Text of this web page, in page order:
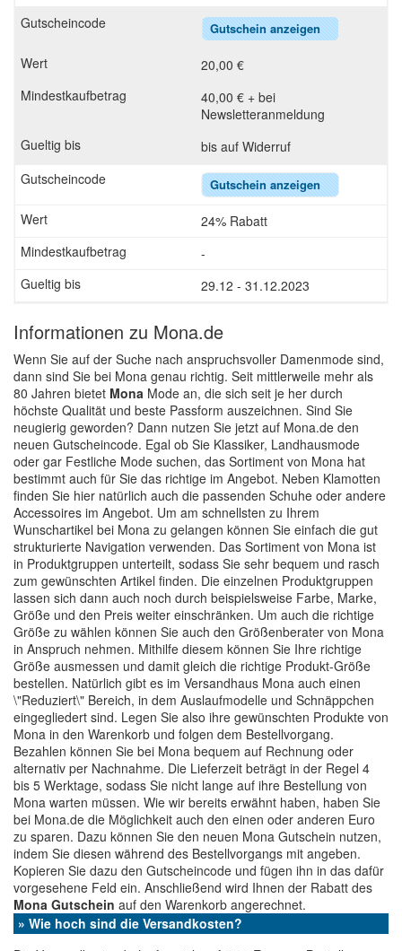
Gutschein anzeigen
20,00 €
40,00 € + bei
Newsletteranmeldung
bis auf Widerruf
Gutschein anzeigen
24% Rabatt
-
29.12 - 31.12.2023
Informationen zu Mona.de
Wenn Sie auf der Suche nach anspruchsvoller Damenmode sind,
dann sind Sie bei Mona genau richtig. Seit mittlerweile mehr als
80 Jahren bietet Mona Mode an, die sich seit je her durch
höchste Qualität und beste Passform auszeichnen. Sind Sie
neugierig geworden? Dann nutzen Sie jetzt auf Mona.de den
neuen Gutscheincode. Egal ob Sie Klassiker, Landhausmode
oder gar Festliche Mode suchen, das Sortiment von Mona hat
bestimmt auch für Sie das richtige im Angebot. Neben Klamotten
finden Sie hier natürlich auch die passenden Schuhe oder andere
Accessoires im Angebot. Um am schnellsten zu Ihrem
Wunschartikel bei Mona zu gelangen können Sie einfach die gut
strukturierte Navigation verwenden. Das Sortiment von Mona ist
in Produktgruppen unterteilt, sodass Sie sehr bequem und rasch
zum gewünschten Artikel finden. Die einzelnen Produktgruppen
lassen sich dann auch noch durch beispielsweise Farbe, Marke,
Größe und den Preis weiter einschränken. Um auch die richtige
Größe zu wählen können Sie auch den Größenberater von Mona
in Anspruch nehmen. Mithilfe diesem können Sie Ihre richtige
Größe ausmessen und damit gleich die richtige Produkt-Größe
bestellen. Natürlich gibt es im Versandhaus Mona auch einen
\"Reduziert\" Bereich, in dem Auslaufmodelle und Schnäppchen
eingegliedert sind. Legen Sie also ihre gewünschten Produkte von
Mona in den Warenkorb und folgen dem Bestellvorgang.
Bezahlen können Sie bei Mona bequem auf Rechnung oder
alternativ per Nachnahme. Die Lieferzeit beträgt in der Regel 4
bis 5 Werktage, sodass Sie nicht lange auf ihre Bestellung von
Mona warten müssen. Wie wir bereits erwähnt haben, haben Sie
bei Mona.de die Möglichkeit auch den einen oder anderen Euro
zu sparen. Dazu können Sie den neuen Mona Gutschein nutzen,
indem Sie diesen während des Bestellvorgangs mit angeben.
Kopieren Sie dazu den Gutscheincode und fügen ihn in das dafür
vorgesehene Feld ein. Anschließend wird Ihnen der Rabatt des
Mona Gutschein auf den Warenkorb angerechnet.
» Wie hoch sind die Versandkosten?